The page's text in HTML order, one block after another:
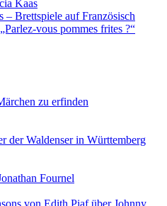
Kaas
– Brettspiele auf Französisch
vous pommes frites ?“
zu erfinden
der Waldenser in Württemberg
Fournel
von Edith Piaf über Johnny